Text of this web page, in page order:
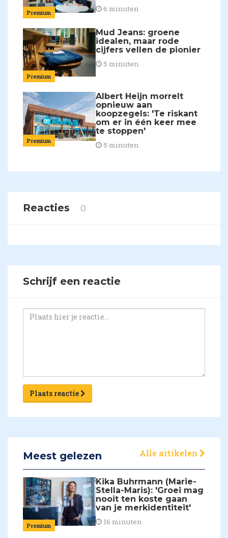
Premium 6 minuten
Premium
Mud Jeans: groene
idealen, maar rode
cijfers vellen de pionier
5 minuten
Premium
Albert Heijn morrelt
opnieuw aan
koopzegels: 'Te riskant
om er in één keer mee
te stoppen'
5 minuten
Reacties 0
Schrijf een reactie
Plaats reactie
Meest gelezen Alle artikelen
Premium
Kika Buhrmann (Marie-
Stella-Maris): 'Groei mag
nooit ten koste gaan
van je merkidentiteit'
16 minuten